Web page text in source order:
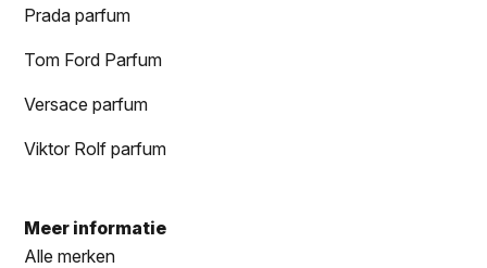
Prada parfum
Tom Ford Parfum
Versace parfum
Viktor Rolf parfum
Meer informatie
Alle merken